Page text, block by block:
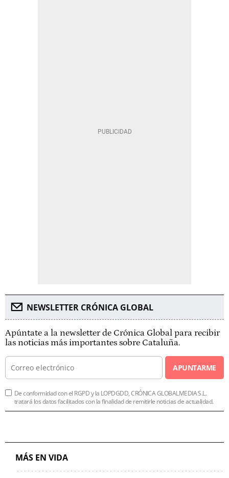
NEWSLETTER CRÓNICA GLOBAL
Apúntate a la newsletter de Crónica Global para recibir
las noticias más importantes sobre Cataluña.
APUNTARME
De conformidad con el RGPD y la LOPDGDD, CRÓNICA GLOBALMEDIA S.L.
tratará los datos facilitados con la finalidad de remitirle noticias de actualidad.
MÁS EN VIDA